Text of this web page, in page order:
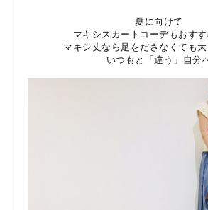
夏に向けて
マキシスカートコーデもおすす
マキシ丈なら足をださなくても
いつもと「違う」自分